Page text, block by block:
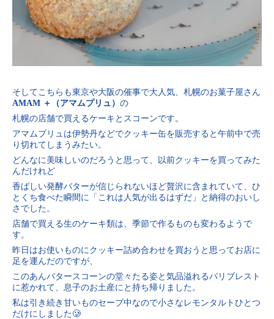
そしてこちらも東京や大阪の催事で大人気、札幌のお菓子屋さん
AMAM ＋（アマムプリュ） の
札幌の店舗で買えるケーキとスコーンです。
アマムプリュは伊勢丹などでクッキー缶を販売すると午前中で売
り切れてしまうみたい。
どんなに美味しいのだろうと思って、以前クッキーを買ってみた
んだけれど
香ばしい発酵バターが信じられないほど贅沢に含まれていて、ひ
とくち食べた瞬間に「これは人気が出るはずだ」と納得のおいし
さでした。
店舗で買える生のケーキ類は、季節で作るものも変わるようで
す。
昨日はお使いものにクッキー詰め合わせを買おうと思ってお店に
足を運んだのですが、
このあんバタースコーンの堂々たる姿と気品溢れるパリブレスト
に惹かれて、息子のお土産にと持ち帰りました。
私は引き続き甘いものセーブ中なので小さなレモンタルトひとつ
だけにしました🥲